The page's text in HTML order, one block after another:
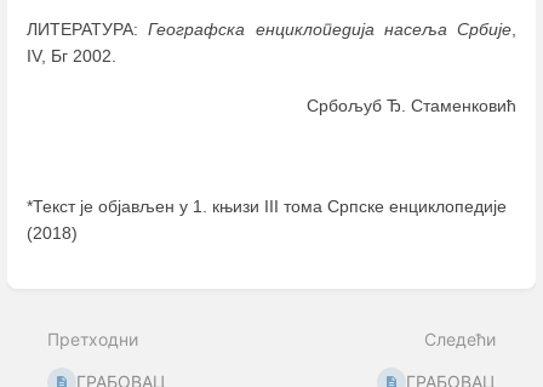
ЛИТЕРАТУРА:Географска енциклопедија насеља Србије
IV, Бг 2002.
Србољуб Ђ. Стаменковић
*Текст је објављен у 1. књизи III тома Српске енциклопедије
(2018)
mode
Претходни
ГРАБОВАЦ
Следећи
ГРАБОВАЦ